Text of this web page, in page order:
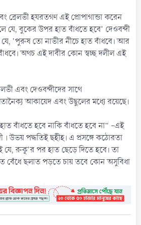
ব্রেলভী হযরতগণ এই প্রোপাগান্ডা করেন
যে, বুকের উপর হাত বাঁধতে হবে' দেওবন্দী
যে, 'পুরুষ তো নাভীর নীচে হাত বাঁধবে। আর
অথচ এই দাবীর কোন স্বচ্ছ দলীল এই
এবং দেওবন্দীদের সাথে
আকায়েদ এবং উছুলের মধ্যে রয়েছে।
বাঁধতে হবে নাকি বাঁধতে হবে না” -এই
উভয় পদ্ধতিই ছহীহ। এ প্রসঙ্গে কঠোরতা
যে, রুকূ'র পর হাত ছেড়ে দিতে হবে। তা
বেঁধে ছলাত পড়তে চায় তবে কোন অসুবিধা